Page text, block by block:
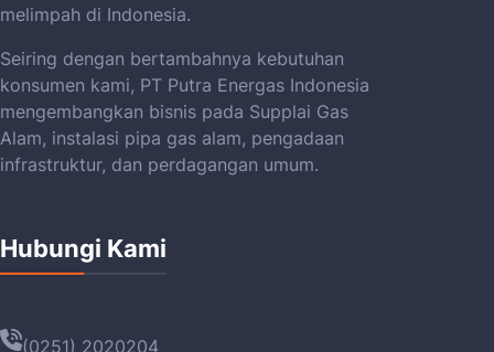
melimpah di Indonesia.
Seiring dengan bertambahnya kebutuhan
konsumen kami, PT Putra Energas Indonesia
mengembangkan bisnis pada Supplai Gas
Alam, instalasi pipa gas alam, pengadaan
infrastruktur, dan perdagangan umum.
Hubungi Kami
(0251) 2020204